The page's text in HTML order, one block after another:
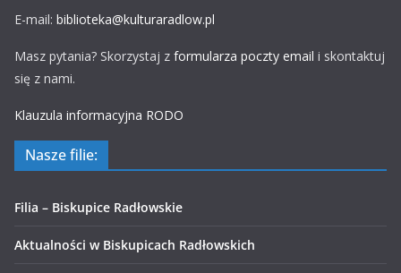
E-mail: biblioteka@kulturaradlow.pl
Masz pytania? Skorzystaj z formularza poczty email i skontaktuj
się z nami.
Klauzula informacyjna RODO
Nasze filie:
Filia – Biskupice Radłowskie
Aktualności w Biskupicach Radłowskich